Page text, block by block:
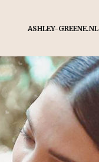
ASHLEY-GREENE.NL